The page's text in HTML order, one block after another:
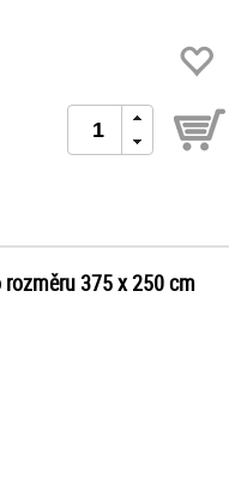
375 x 250 cm